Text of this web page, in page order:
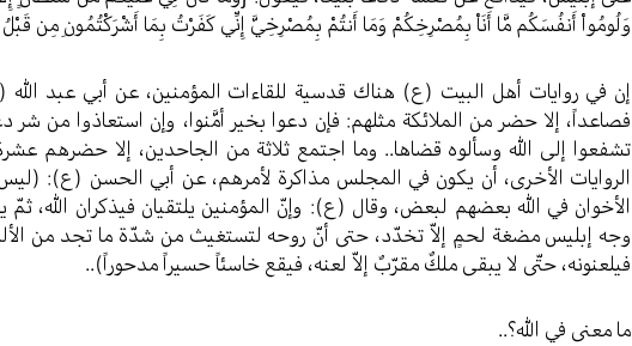
وَلُومُواْ أَنفُسَكُم مَّا أَنَاْ بِمُصْرِخِكُمْ وَمَا أَنتُمْ بِمُصْرِخِيَّ إِنِّي كَفَرْتُ بِمَا أَشْرَكْتُمُونِ مِن
إن في روايات أهل البيت (ع) هناك قدسية للقاءات المؤمنين، عن أبي عبد الله
فصاعداً، إلا حضر من الملائكة مثلهم: فإن دعوا بخير أمَّنوا، وإن استعاذوا من شر
تشفعوا إلى الله وسألوه قضاها.. وما اجتمع ثلاثة من الجاحدين، إلا حضرهم
الروايات الأخرى، أن يكون في المجلس مذاكرة لأمرهم، عن أبي الحسن (ع):
الأخوان في الله بعضهم لبعض، وقال (ع): وإنّ المؤمنين يلتقيان فيذكران الله، ثمّ
وجه إبليس مضغة لحمٍ إلاّ تخدّد، حتى أنّ روحه لتستغيث من شدّة ما تجد من
فيلعنونه، حتّى لا يبقى ملكٌ مقرّبٌ إلاّ لعنه، فيقع خاسئاً حسيراً مدحوراً)..
ما معنى في الله؟..